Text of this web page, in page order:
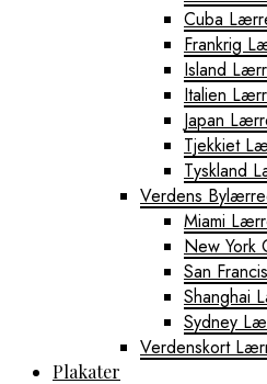
Cuba
Frankrig
Island
Italien
Japan
Tjekkiet
Tyskland
Verdens
Miami
New York
San
Shanghai
Sydney
Verdenskort
Plakater